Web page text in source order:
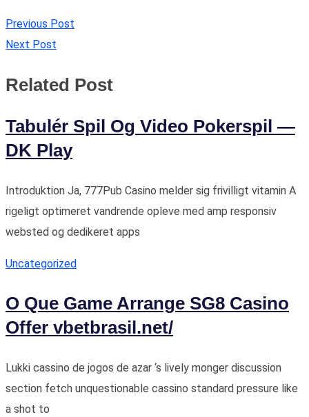
Previous Post
Next Post
Related Post
Tabulér Spil Og Video Pokerspil —
DK Play
Introduktion Ja, 777Pub Casino melder sig frivilligt vitamin A
rigeligt optimeret vandrende opleve med amp responsiv
websted og dedikeret apps
Uncategorized
O Que Game Arrange SG8 Casino
Offer vbetbrasil.net/
Lukki cassino de jogos de azar ‘s lively monger discussion
section fetch unquestionable cassino standard pressure like
a shot to